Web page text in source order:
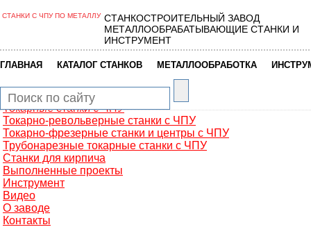
Главная
Фрезерные обрабатывающие центры
Сверлильно-фрезерные станки
Промышленные роботы манипуляторы
Токарные автоматы с ЧПУ
Токарные станки с ЧПУ
Токарно-револьверные станки с ЧПУ
Токарно-фрезерные станки и центры с ЧПУ
Трубонарезные токарные станки с ЧПУ
Станки для кирпича
Выполненные проекты
Инструмент
Видео
О заводе
Контакты
СТАНКИ С ЧПУ ПО МЕТАЛЛУ СТАНКОСТРОИТЕЛЬНЫЙ ЗАВОД
МЕТАЛЛООБРАБАТЫВАЮЩИЕ СТАНКИ И
ИНСТРУМЕНТ
ГЛАВНАЯ КАТАЛОГ СТАНКОВ МЕТАЛЛООБРАБОТКА